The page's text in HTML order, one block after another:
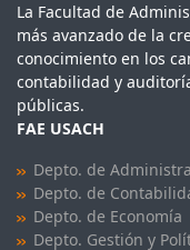
La Facultad de
más avanzado de la
conocimiento en los
contabilidad y
públicas.
FAE USACH
Depto. de
Depto. de
Depto. de Economía
Depto. Gestión y